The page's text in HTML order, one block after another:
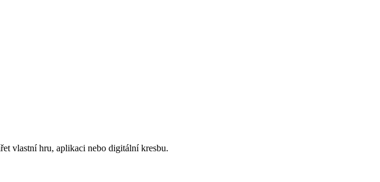
vlastní hru, aplikaci nebo digitální kresbu.